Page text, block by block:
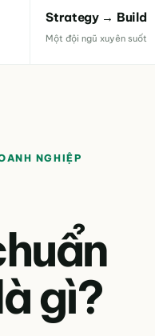
Strategy → Build
Một đội ngũ xuyên suốt
NGHIỆP
gì?